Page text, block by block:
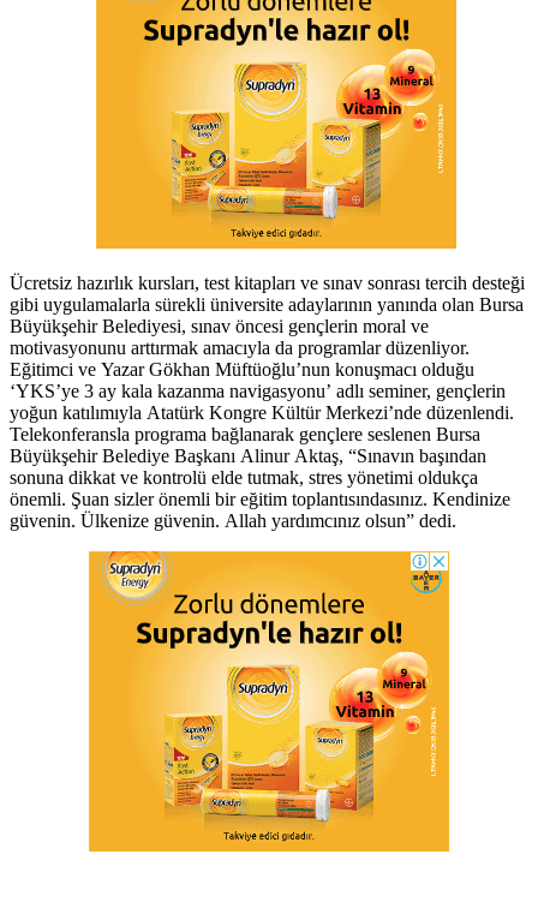
Ücretsiz hazırlık kursları, test kitapları ve sınav sonrası tercih desteği
gibi uygulamalarla sürekli üniversite adaylarının yanında olan Bursa
Büyükşehir Belediyesi, sınav öncesi gençlerin moral ve
motivasyonunu arttırmak amacıyla da programlar düzenliyor.
Eğitimci ve Yazar Gökhan Müftüoğlu’nun konuşmacı olduğu
‘YKS’ye 3 ay kala kazanma navigasyonu’ adlı seminer, gençlerin
yoğun katılımıyla Atatürk Kongre Kültür Merkezi’nde düzenlendi.
Telekonferansla programa bağlanarak gençlere seslenen Bursa
Büyükşehir Belediye Başkanı Alinur Aktaş, “Sınavın başından
sonuna dikkat ve kontrolü elde tutmak, stres yönetimi oldukça
önemli. Şuan sizler önemli bir eğitim toplantısındasınız. Kendinize
güvenin. Ülkenize güvenin. Allah yardımcınız olsun” dedi.